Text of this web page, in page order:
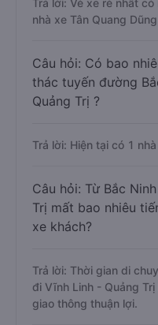
Trả lời: Vé xe rẻ nhất
nhà xe Tân Quang
Câu hỏi: Có bao
thác tuyến đường
Quảng Trị ?
Trả lời: Hiện tại có 1
Câu hỏi: Từ Bắc
Trị mất bao nhiêu
xe khách?
Trả lời: Thời gian di
đi Vĩnh Linh - Quảng
giao thông thuận lợi.